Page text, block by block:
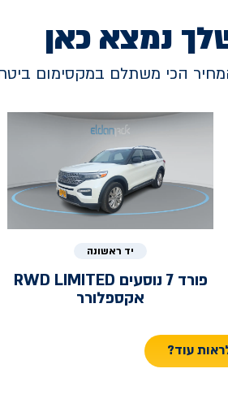
נמצא כאן
הכי משתלם במקסימום
יד ראשונה
פורד
7 נוסעים RWD LIMITED
אקספלורר
עוד?